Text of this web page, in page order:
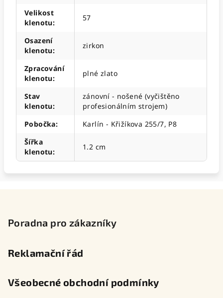
Velikost
klenotu:
57
Osazení
klenotu:
zirkon
Zpracování
klenotu:
plné zlato
Stav
klenotu:
zánovní - nošené (vyčištěno
profesionálním strojem)
Pobočka:
Karlín - Křižíkova 255/7, P8
Šířka
klenotu:
1.2 cm
Poradna pro zákazníky
Reklamační řád
Všeobecné obchodní podmínky